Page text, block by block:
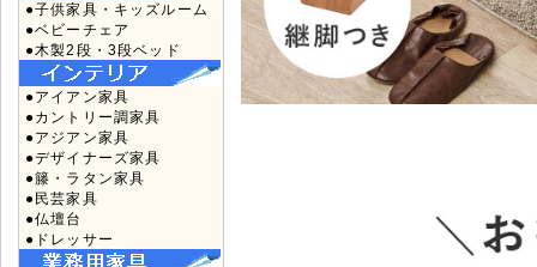
●子供家具・キッズルーム
●ベビーチェア
●木製2段・3段ベッド
●アイアン家具
●カントリー調家具
●アジアン家具
●デザイナーズ家具
●籐・ラタン家具
●民芸家具
●仏壇台
●ドレッサー